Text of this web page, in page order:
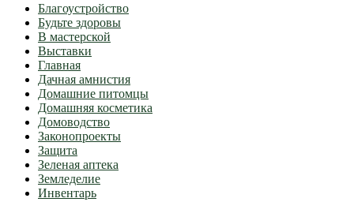
Благоустройство
Будьте здоровы
В мастерской
Выставки
Главная
Дачная амнистия
Домашние питомцы
Домашняя косметика
Домоводство
Законопроекты
Защита
Зеленая аптека
Земледелие
Инвентарь